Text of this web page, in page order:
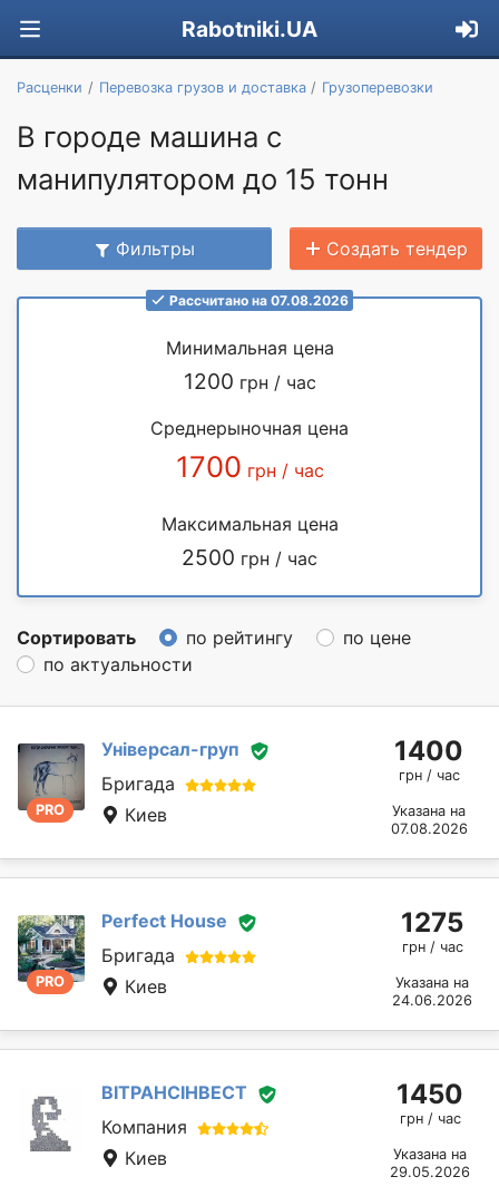
Rabotniki.UA
Расценки Перевозка грузов и доставка Грузоперевозки
В городе машина с
манипулятором до 15 тонн
Фильтры Создать тендер
Рассчитано на 07.08.2026
Минимальная цена
1200 грн / час
Среднерыночная цена
1700 грн / час
Максимальная цена
2500 грн / час
Сортировать по рейтингу
по цене
по актуальности
PRO
Універсал-груп
Бригада
Киев
1400
грн / час
Указана на
07.08.2026
PRO
Perfect House
Бригада
Киев
1275
грн / час
Указана на
24.06.2026
ВІТРАНСІНВЕСТ
Компания
Киев
1450
грн / час
Указана на
29.05.2026